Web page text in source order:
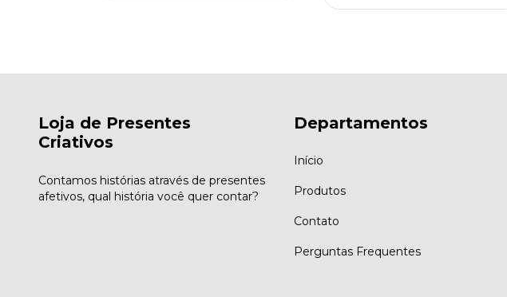
Loja de Presentes
Criativos
Contamos histórias através de presentes
afetivos, qual história você quer contar?
Departamentos
Início
Produtos
Contato
Perguntas Frequentes